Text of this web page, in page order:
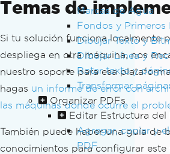
Marcas de Agua
Fondos y Primeros
Dibujar Texto y
Dibujar Línea y
Rotar texto y
Transformar
Organizar PDFs
Editar Estructura del
Agregar, copiar y
PDF
Temas de
Si tu solución funciona localmente
despliega en otra máquina, nos
nuestro soporte para esa
hagas un informe de error con
las máquinas donde ocurre el
También puede haber una guía de
conocimientos para configurar este